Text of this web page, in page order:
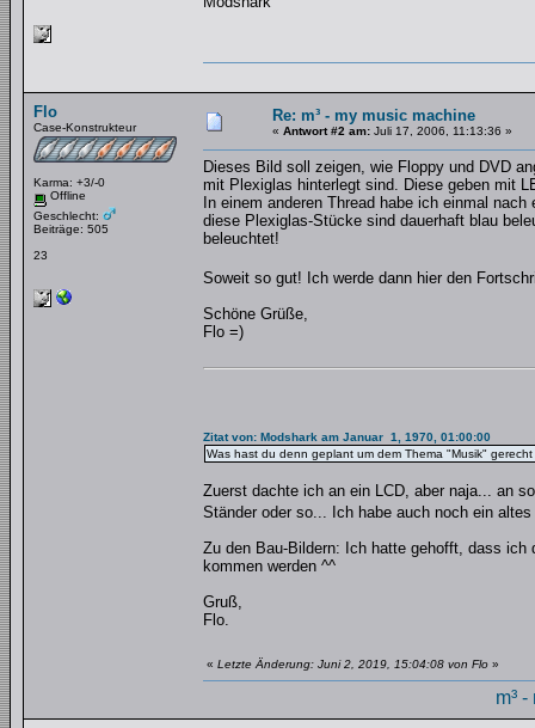
Flo
Case-Konstrukteur
Karma: +3/-0
Offline
Geschlecht:
Beiträge: 505
23
Re: m³ - my music machine
« Antwort #2 am: Juli 17, 2006, 11:13:36 »
Dieses Bild soll zeigen, wie Floppy und DVD
mit Plexiglas hinterlegt sind. Diese geben mit
In einem anderen Thread habe ich einmal
diese Plexiglas-Stücke sind dauerhaft blau
beleuchtet!
Soweit so gut! Ich werde dann hier den
Schöne Grüße,
Flo =)
Zitat von: Modshark am Januar 1, 1970, 01:00:00
Was hast du denn geplant um dem Thema "Musik"
Zuerst dachte ich an ein LCD, aber naja... an
Ständer oder so... Ich habe auch noch ein
Zu den Bau-Bildern: Ich hatte gehofft, dass
kommen werden ^^
Gruß,
Flo.
« Letzte Änderung: Juni 2, 2019, 15:04:08 von Flo »
m³